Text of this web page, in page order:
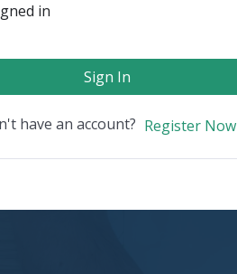
in
Sign In
have an account? Register Now